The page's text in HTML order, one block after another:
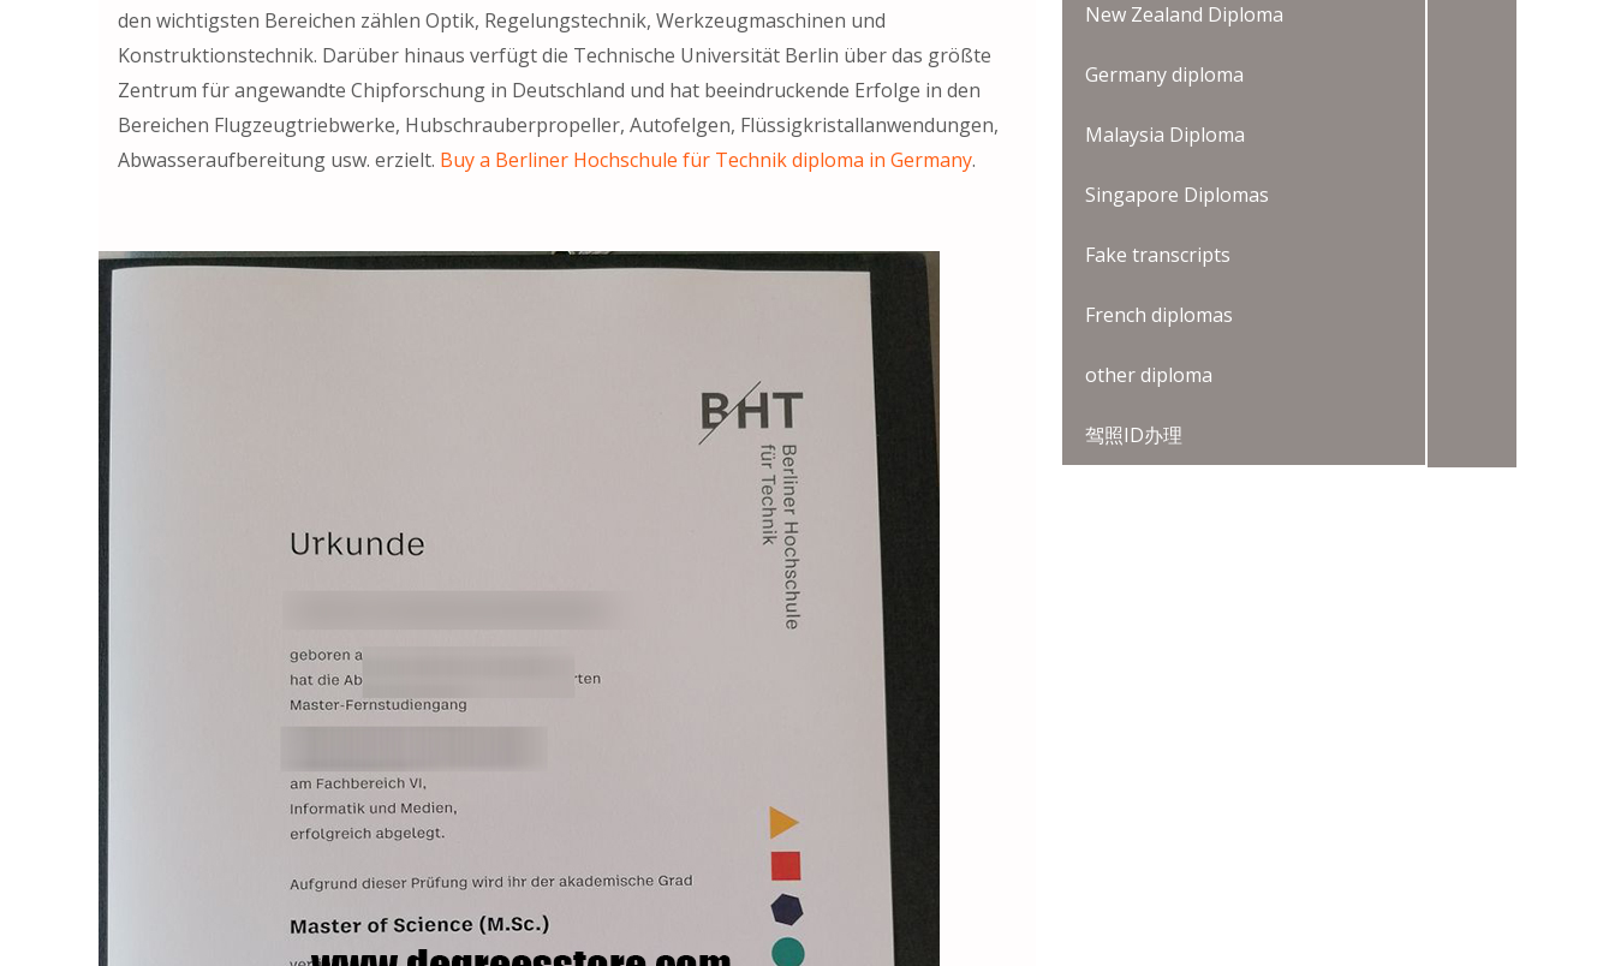
den wichtigsten Bereichen zählen Optik, Regelungstechnik, Werkzeugmaschinen und
Konstruktionstechnik. Darüber hinaus verfügt die Technische Universität Berlin über das größte
Zentrum für angewandte Chipforschung in Deutschland und hat beeindruckende Erfolge in den
Bereichen Flugzeugtriebwerke, Hubschrauberpropeller, Autofelgen, Flüssigkristallanwendungen,
Abwasseraufbereitung usw. erzielt. Buy a Berliner Hochschule für Technik diploma in Germany.
New Zealand Diploma
Germany diploma
Malaysia Diploma
Singapore Diplomas
Fake transcripts
French diplomas
other diploma
驾照ID办理